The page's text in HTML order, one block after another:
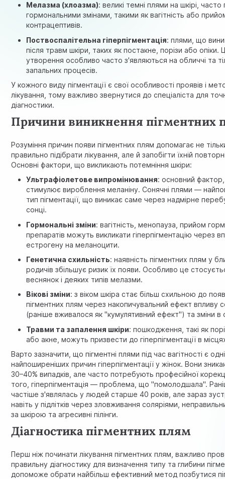
Мелазма (хлоазма): великі темні плями на шкірі, часто
гормональними змінами, такими як вагітність або
контрацептивів.
Поствоспалітельна гіперпігментація: плями, що
після травм шкіри, таких як постакне, порізи або опіки.
утворення особливо часто з'являються на обличчі та
запальних процесів.
У кожного виду пігментації є свої особливості проявів і
лікування, тому важливо звернутися до спеціаліста для
діагностики.
Причини виникнення пігментних
Розуміння причин появи пігментних плям допомагає не
правильно підібрати лікування, але й запобігти їхній
Основні фактори, що викликають потемніння шкіри:
Ультрафіолетове випромінювання: основний
стимулює вироблення меланіну. Сонячні плями —
тип пігментації, що виникає саме через надмірне
сонці.
Гормональні зміни: вагітність, менопауза, прийом
препаратів можуть викликати гіперпігментацію через
естрогену на меланоцити.
Генетична схильність: наявність пігментних плям у
родичів збільшує ризик їх появи. Особливо це
веснянок і деяких типів мелазми.
Вікові зміни: з віком шкіра стає більш схильною до
пігментних плям через накопичувальний ефект впливу
(раніше вживалося як "кумулятивний ефект") та зміни в
Травми та запалення шкіри: пошкодження, такі як
або акне, можуть призвести до гіперпігментації в
Варто зазначити, щопігментні плями під час вагітності є
найпоширеніших причин гіперпігментації у жінок. Вони
30–40% випадків, але часто потребують професійної
того, гіперпігментація — проблема, що "помолодшала".
частіше з'являлась у людей старше 40 років, але зараз
навіть у підлітків через зловживання соляріями,
за шкірою та агресивні пілінги.
Діагностика пігментних плям
Перш ніж починати лікування пігментних плям, важливо
правильну діагностику для визначення типу та глибини
допоможе обрати найбільш ефективний метод позбутися